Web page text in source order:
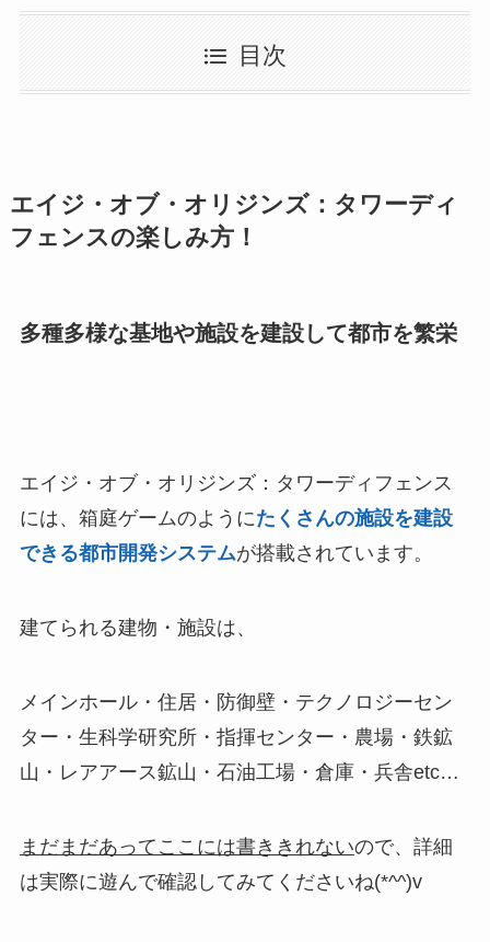
目次
エイジ・オブ・オリジンズ：タワーディ
フェンスの楽しみ方！
多種多様な基地や施設を建設して都市を繁栄
エイジ・オブ・オリジンズ：タワーディフェンス
には、箱庭ゲームのようにたくさんの施設を建設
できる都市開発システムが搭載されています。
建てられる建物・施設は、
メインホール・住居・防御壁・テクノロジーセン
ター・生科学研究所・指揮センター・農場・鉄鉱
山・レアアース鉱山・石油工場・倉庫・兵舎etc…
まだまだあってここには書ききれないので、詳細
は実際に遊んで確認してみてくださいね(*^^)v